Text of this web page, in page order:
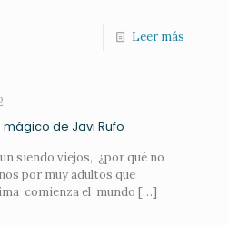
Leer más
de Javi Rufo
siendo viejos, ¿por qué no
por muy adultos que
comienza el mundo […]